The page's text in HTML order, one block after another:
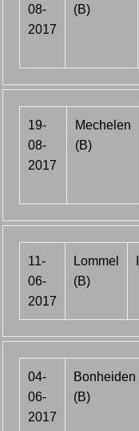
08-
2017
(B)
19-
08-
2017
Mechelen
(B)
11-
06-
2017
Lommel
(B)
04-
06-
2017
Bonheiden
(B)